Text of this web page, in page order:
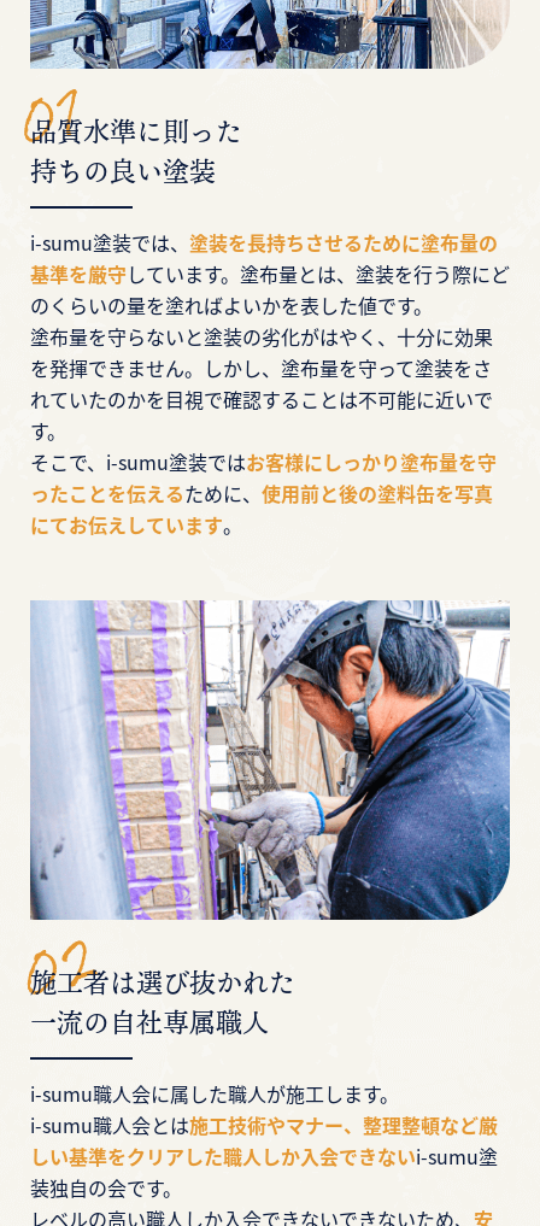
品質水準に則った
持ちの良い塗装
i-sumu塗装では、 塗装を長持ちさせるために塗布量の
基準を厳守しています。塗布量とは、塗装を行う際にど
のくらいの量を塗ればよいかを表した値です。
塗布量を守らないと塗装の劣化がはやく、十分に効果
を発揮できません。しかし、塗布量を守って塗装をさ
れていたのかを目視で確認することは不可能に近いで
す。
そこで、i-sumu塗装ではお客様にしっかり塗布量を守
ったことを伝えるために、 使用前と後の塗料缶を写真
にてお伝えしています。
施工者は選び抜かれた
一流の自社専属職人
i-sumu職人会に属した職人が施工します。
i-sumu職人会とは施工技術やマナー、整理整頓など厳
しい基準をクリアした職人しか入会できないi-sumu塗
装独自の会です。
レベルの高い職人しか入会できないできないため、 安